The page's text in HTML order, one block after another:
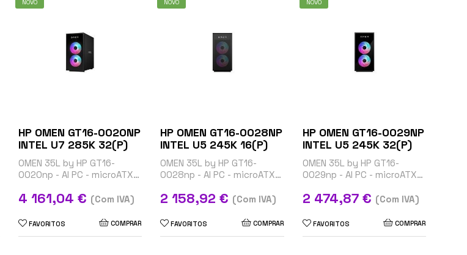
NOVO
HP OMEN GT16-0020NP
INTEL U7 285K 32(P)
OMEN 35L by HP GT16-
0020np - AI PC - microATX
até 5.5 GHz - RAM 32 GB -
SSD 2 TB - NVMe,...
Preço
4 161,04 € (Com IVA)
FAVORITOS COMPRAR
NOVO
HP OMEN GT16-0028NP
INTEL U5 245K 16(P)
OMEN 35L by HP GT16-
0028np - AI PC - microATX
até 5.2 GHz - RAM 16 GB -
SSD 1 TB - NVMe,...
Preço
2 158,92 € (Com IVA)
FAVORITOS COMPRAR
NOVO
HP OMEN GT16-0029NP
INTEL U5 245K 32(P)
OMEN 35L by HP GT16-
0029np - AI PC - microATX
até 5.2 GHz - RAM 32 GB -
SSD 1 TB - NVMe,...
Preço
2 474,87 € (Com IVA)
FAVORITOS COMPRAR